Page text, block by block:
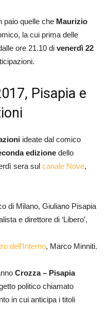
paio quelle che Maurizio
la cui prima delle
ore 21.10 di venerdì 22
Pisapia e
ideate dal comico
edizione dello
sera sul canale Nove,
di Milano, Giuliano Pisapia
e direttore di ‘Libero’,
dell’Interno, Marco Minniti.
Crozza – Pisapia
politico chiamato
in cui anticipa i titoli